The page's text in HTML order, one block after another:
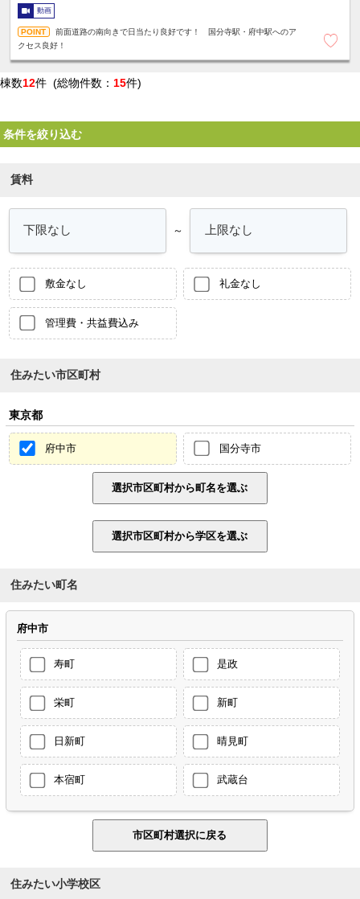
動画
前面道路の南向きで日当たり良好です！ 国分寺駅・府中駅へのア
クセス良好！
棟数12件 (総物件数： 15件)
条件を絞り込む
賃料
～
敷金なし 礼金なし
管理費・共益費込み
住みたい市区町村
東京都
府中市 国分寺市
住みたい町名
府中市
寿町 是政
栄町 新町
日新町 晴見町
本宿町 武蔵台
住みたい小学校区